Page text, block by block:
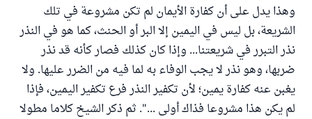
وهذا يدل على أن كفارة الأيمان لم تكن مشروعة في تلك
الشريعة، بل ليس في اليمين إلا البر أو الحنث، كما هو في النذر
نذر التبرر في شريعتنا... وإذا كان كذلك فصار كأنه قد نذر
ضربها، وهو نذر لا يجب الوفاء به لما فيه من الضرر عليها. ولا
يغبن عنه كفارة يمين؛ لأن تكفير النذر فرع تكفير اليمين، فإذا
لم يكن هذا مشروعا فذاك أولى ...". ثم ذكر الشيخ كلاما مطولا